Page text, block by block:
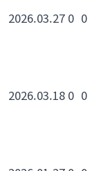
2026.03.27 0 0
2026.03.18 0 0